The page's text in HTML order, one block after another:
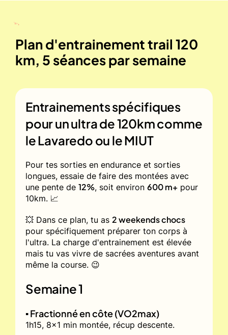
Plan d'entrainement trail 120
km, 5 séances par semaine
Entrainements spécifiques
pour un ultra de 120km comme
le Lavaredo ou le MIUT
Pour tes sorties en endurance et sorties
longues, essaie de faire des montées avec
une pente de 12%, soit environ 600 m+ pour
10km. 📈
💥 Dans ce plan, tu as 2 weekends chocs
pour spécifiquement préparer ton corps à
l'ultra. La charge d'entrainement est élevée
mais tu vas vivre de sacrées aventures avant
même la course. 😉
Semaine 1
▪️ Fractionné en côte (VO2max)
1h15, 8x1 min montée, récup descente.